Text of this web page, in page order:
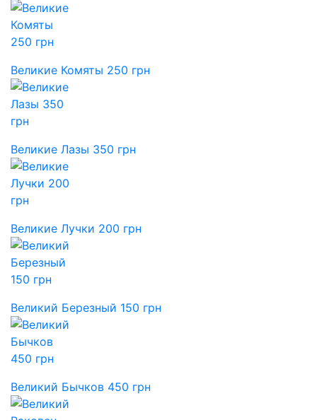
Великие Комяты 250 грн
Великие Лазы 350 грн
Великие Лучки 200 грн
Великий Березный 150 грн
Великий Бычков 450 грн